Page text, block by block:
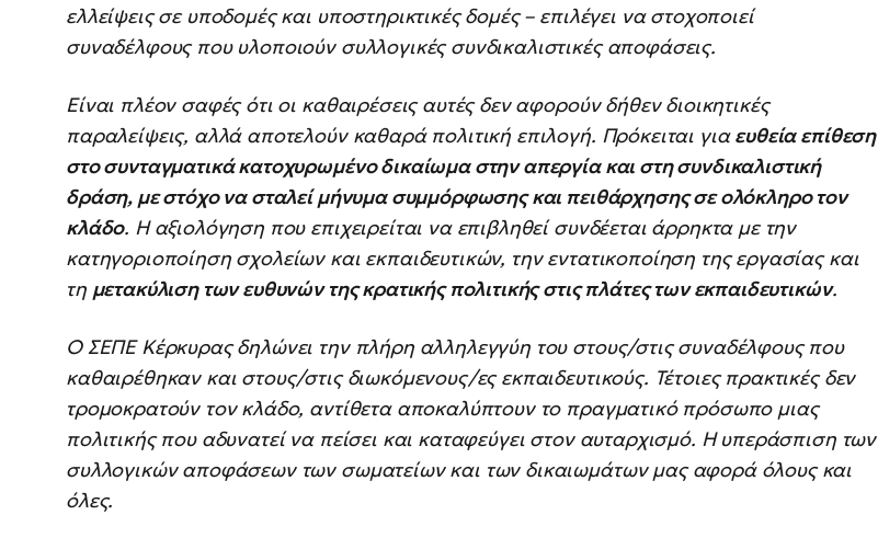
ελλείψεις σε υποδομές και υποστηρικτικές δομές – επιλέγει να στοχοποιεί
συναδέλφους που υλοποιούν συλλογικές συνδικαλιστικές αποφάσεις.
Είναι πλέον σαφές ότι οι καθαιρέσεις αυτές δεν αφορούν δήθεν διοικητικές
παραλείψεις, αλλά αποτελούν καθαρά πολιτική επιλογή. Πρόκειται γιαευθεία επίθεση
στο συνταγματικά κατοχυρωμένο δικαίωμα στην απεργία και στη συνδικαλιστική
δράση, με στόχο να σταλεί μήνυμα συμμόρφωσης και πειθάρχησης σε ολόκληρο τον
κλάδο. Η αξιολόγηση που επιχειρείται να επιβληθεί συνδέεται άρρηκτα με την
κατηγοριοποίηση σχολείων και εκπαιδευτικών, την εντατικοποίηση της εργασίας και
τη μετακύλιση των ευθυνών της κρατικής πολιτικής στις πλάτες των εκπαιδευτικών.
Ο ΣΕΠΕ Κέρκυρας δηλώνει την πλήρη αλληλεγγύη του στους/στις συναδέλφους που
καθαιρέθηκαν και στους/στις διωκόμενους/ες εκπαιδευτικούς. Τέτοιες πρακτικές δεν
τρομοκρατούν τον κλάδο, αντίθετα αποκαλύπτουν το πραγματικό πρόσωπο μιας
πολιτικής που αδυνατεί να πείσει και καταφεύγει στον αυταρχισμό. Η υπεράσπιση των
συλλογικών αποφάσεων των σωματείων και των δικαιωμάτων μας αφορά όλους και
όλες.